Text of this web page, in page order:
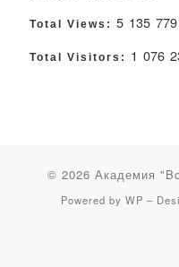
Total Views: 5 135 779
Total Visitors: 1 076
© 2026 Академия
Powered by WP –